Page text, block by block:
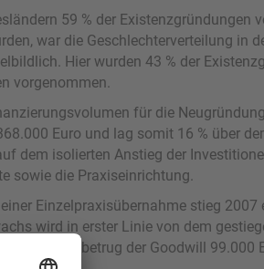
59 % der Existenzgründungen
war die Geschlechterverteilung in
Hier wurden 43 % der
vorgenommen.
für die
Euro und lag somit 16 % über
dem isolierten Anstieg der
sowie die Praxiseinrichtung.
Einzelpraxisübernahme stieg 2007
wird in erster Linie von dem
Jahr 2007 betrug der Goodwill 99.000